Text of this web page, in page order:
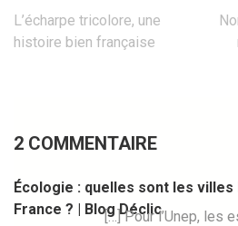
Navigation
de
L’écharpe tricolore, une
histoire bien française
2 COMMENTAIRE
Écologie : quelles sont les
France ? | Blog Déclic[…] Pour l’Unep, les